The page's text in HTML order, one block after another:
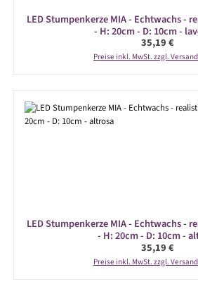
LED Stumpenkerze MIA - Echtwachs -
- H: 20cm - D: 10cm -
Regulärer
35,19 €
Preise inkl. MwSt. zzgl.
LED Stumpenkerze MIA - Echtwachs -
- H: 20cm - D: 10cm -
Regulärer
35,19 €
Preise inkl. MwSt. zzgl.